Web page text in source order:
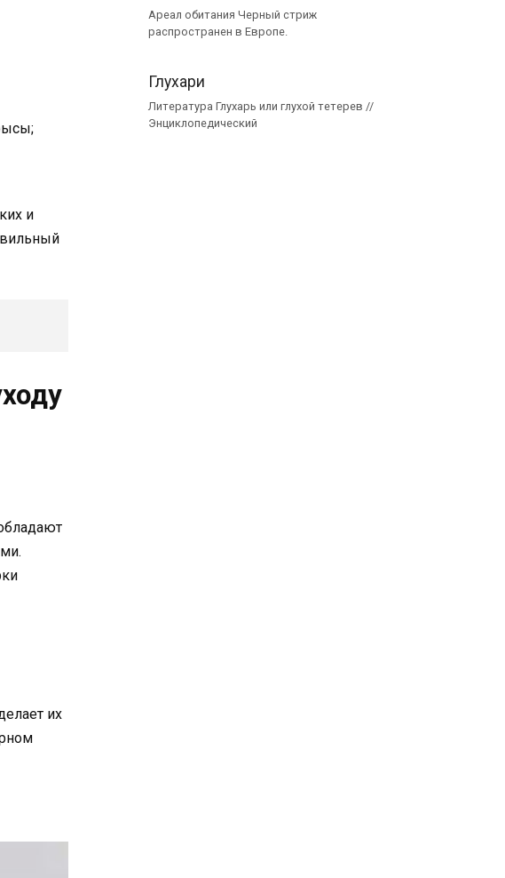
и
их
Ареал обитания Черный стриж
распространен в Европе.
Глухари
Литература Глухарь или глухой тетерев //
Энциклопедический